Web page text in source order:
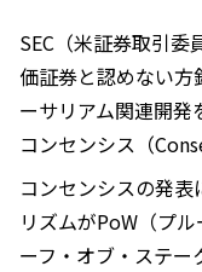
SEC（米証券取引委
価証券と認めない
ーサリアム関連開発
コンセンシス（
コンセンシスの発表
リズムがPoW（プ
ーフ・オブ・ステー